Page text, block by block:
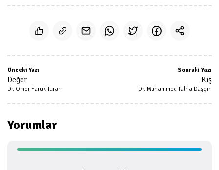
Önceki Yazı
Değer
Dr. Ömer Faruk Turan
Sonraki Yazı
Kış
Dr. Muhammed Talha Daşgın
Yorumlar